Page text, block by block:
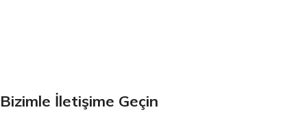
Bizimle İletişime Geçin